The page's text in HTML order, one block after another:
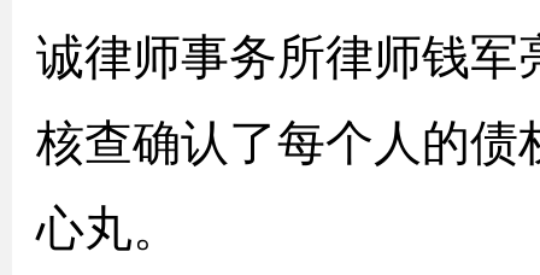
诚律师事务所律师钱军
核查确认了每个人的债
心丸。